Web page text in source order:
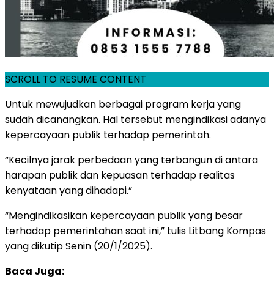
SCROLL TO RESUME CONTENT
Untuk mewujudkan berbagai program kerja yang
sudah dicanangkan. Hal tersebut mengindikasi adanya
kepercayaan publik terhadap pemerintah.
“Kecilnya jarak perbedaan yang terbangun di antara
harapan publik dan kepuasan terhadap realitas
kenyataan yang dihadapi.”
“Mengindikasikan kepercayaan publik yang besar
terhadap pemerintahan saat ini,” tulis Litbang Kompas
yang dikutip Senin (20/1/2025).
Baca Juga: